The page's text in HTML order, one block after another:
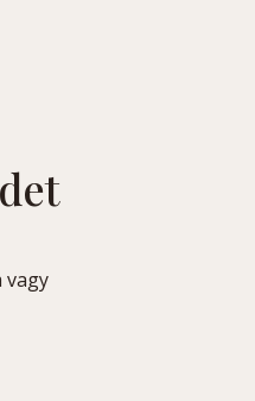
vagy